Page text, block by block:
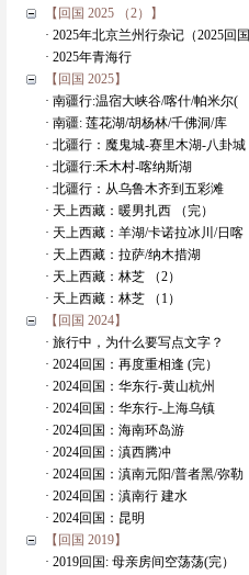
【回国 2025 （2）】
· 2025年北京兰州行杂记（2025回国
· 2025年青海行
【回国 2025】
· 南疆行:温宿大峡谷/喀什/帕米尔(
· 南疆: 莲花湖/胡杨林/千佛洞/库
· 北疆行：魔鬼城-赛里木湖-八卦城
· 北疆行:禾木村-喀纳斯湖
· 北疆行：从乌鲁木齐到五彩滩
· 天上西藏：暖男扎西 （完）
· 天上西藏：羊湖/卡诺拉冰川/日喀
· 天上西藏：拉萨/纳木措湖
· 天上西藏：林芝 （2）
· 天上西藏：林芝 （1）
【回国 2024】
· 旅行中，为什么要写点文字？
· 2024回国：再度重相逢 (完）
· 2024回国：华东行-黄山杭州
· 2024回国：华东行-上海乌镇
· 2024回国：海南环岛游
· 2024回国：滇西腾冲
· 2024回国：滇南元阳/普者黑/弥勒
· 2024回国：滇南行 建水
· 2024回国：昆明
【回国 2019】
· 2019回国: 母亲房间空荡荡(完）